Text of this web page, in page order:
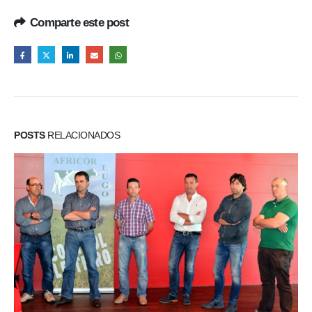
Comparte este post
POSTSRELACIONADOS